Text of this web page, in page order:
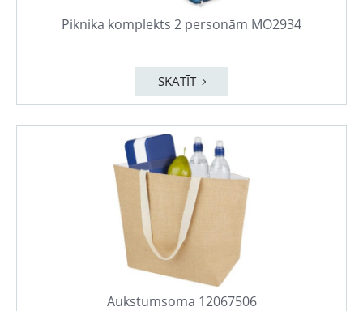
Piknika komplekts 2 personām MO2934
SKATĪT
Aukstumsoma 12067506